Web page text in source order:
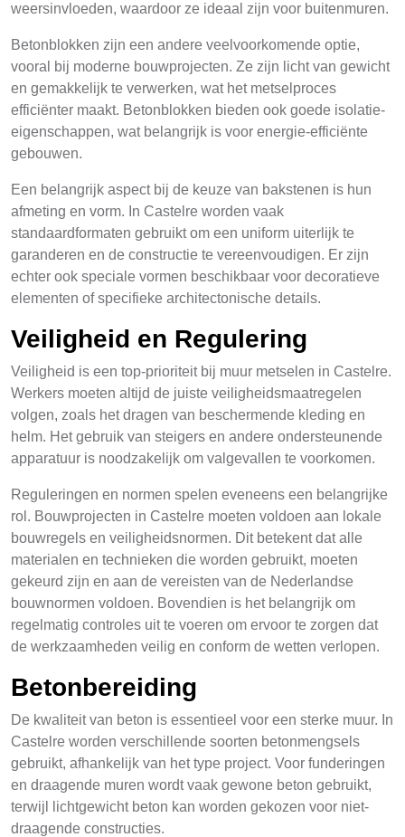
weersinvloeden, waardoor ze ideaal zijn voor buitenmuren.
Betonblokken zijn een andere veelvoorkomende optie,
vooral bij moderne bouwprojecten. Ze zijn licht van gewicht
en gemakkelijk te verwerken, wat het metselproces
efficiënter maakt. Betonblokken bieden ook goede isolatie-
eigenschappen, wat belangrijk is voor energie-efficiënte
gebouwen.
Een belangrijk aspect bij de keuze van bakstenen is hun
afmeting en vorm. In Castelre worden vaak
standaardformaten gebruikt om een uniform uiterlijk te
garanderen en de constructie te vereenvoudigen. Er zijn
echter ook speciale vormen beschikbaar voor decoratieve
elementen of specifieke architectonische details.
Veiligheid en Regulering
Veiligheid is een top-prioriteit bij muur metselen in Castelre.
Werkers moeten altijd de juiste veiligheidsmaatregelen
volgen, zoals het dragen van beschermende kleding en
helm. Het gebruik van steigers en andere ondersteunende
apparatuur is noodzakelijk om valgevallen te voorkomen.
Reguleringen en normen spelen eveneens een belangrijke
rol. Bouwprojecten in Castelre moeten voldoen aan lokale
bouwregels en veiligheidsnormen. Dit betekent dat alle
materialen en technieken die worden gebruikt, moeten
gekeurd zijn en aan de vereisten van de Nederlandse
bouwnormen voldoen. Bovendien is het belangrijk om
regelmatig controles uit te voeren om ervoor te zorgen dat
de werkzaamheden veilig en conform de wetten verlopen.
Betonbereiding
De kwaliteit van beton is essentieel voor een sterke muur. In
Castelre worden verschillende soorten betonmengsels
gebruikt, afhankelijk van het type project. Voor funderingen
en draagende muren wordt vaak gewone beton gebruikt,
terwijl lichtgewicht beton kan worden gekozen voor niet-
draagende constructies.